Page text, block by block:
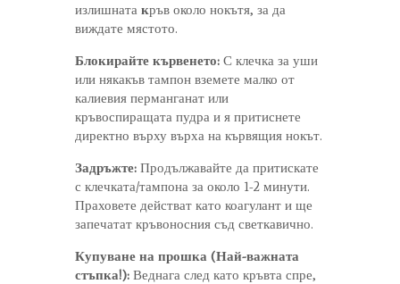
излишната кръв около нокътя, за да
виждате мястото.
Блокирайте кървенето: С клечка за уши
или някакъв тампон вземете малко от
калиевия перманганат или
кръвоспиращата пудра и я притиснете
директно върху върха на кървящия нокът.
Задръжте: Продължавайте да притискате
с клечката/тампона за около 1-2 минути.
Праховете действат като коагулант и ще
запечатат кръвоносния съд светкавично.
Купуване на прошка (Най-важната
стъпка!): Веднага след като кръвта спре,